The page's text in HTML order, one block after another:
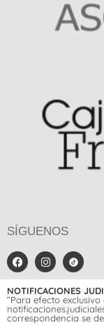
SÍGUENOS
NOTIFICACIONES
“Para efecto
correspondencia se